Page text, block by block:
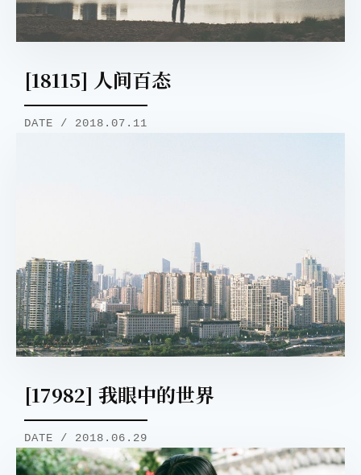
[18115] 人间百态
DATE / 2018.07.11
[17982] 我眼中的世界
DATE / 2018.06.29
取消 搜索